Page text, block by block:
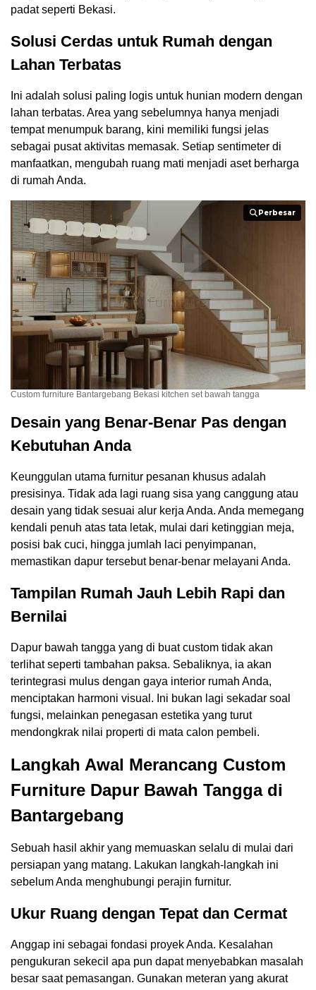
padat seperti Bekasi.
Solusi Cerdas untuk Rumah dengan
Lahan Terbatas
Ini adalah solusi paling logis untuk hunian modern dengan
lahan terbatas. Area yang sebelumnya hanya menjadi
tempat menumpuk barang, kini memiliki fungsi jelas
sebagai pusat aktivitas memasak. Setiap sentimeter di
manfaatkan, mengubah ruang mati menjadi aset berharga
di rumah Anda.
Perbesar
Perbesar
Custom furniture Bantargebang Bekasi kitchen set bawah tangga
Desain yang Benar-Benar Pas dengan
Kebutuhan Anda
Keunggulan utama furnitur pesanan khusus adalah
presisinya. Tidak ada lagi ruang sisa yang canggung atau
desain yang tidak sesuai alur kerja Anda. Anda memegang
kendali penuh atas tata letak, mulai dari ketinggian meja,
posisi bak cuci, hingga jumlah laci penyimpanan,
memastikan dapur tersebut benar-benar melayani Anda.
Tampilan Rumah Jauh Lebih Rapi dan
Bernilai
Dapur bawah tangga yang di buat custom tidak akan
terlihat seperti tambahan paksa. Sebaliknya, ia akan
terintegrasi mulus dengan gaya interior rumah Anda,
menciptakan harmoni visual. Ini bukan lagi sekadar soal
fungsi, melainkan penegasan estetika yang turut
mendongkrak nilai properti di mata calon pembeli.
Langkah Awal Merancang Custom
Furniture Dapur Bawah Tangga di
Bantargebang
Sebuah hasil akhir yang memuaskan selalu di mulai dari
persiapan yang matang. Lakukan langkah-langkah ini
sebelum Anda menghubungi perajin furnitur.
Ukur Ruang dengan Tepat dan Cermat
Anggap ini sebagai fondasi proyek Anda. Kesalahan
pengukuran sekecil apa pun dapat menyebabkan masalah
besar saat pemasangan. Gunakan meteran yang akurat